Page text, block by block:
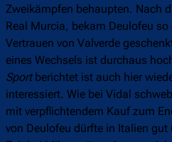
Zweikämpfen behaupten. Nach
Real Murcia, bekam Deulofeu
Vertrauen von Valverde
eines Wechsels ist durchaus
Sportberichtet ist auch hier
interessiert. Wie bei Vidal
mit verpflichtendem Kauf zum
von Deulofeu dürfte in Italien